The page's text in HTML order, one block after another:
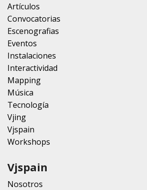
Artículos
Convocatorias
Escenografias
Eventos
Instalaciones
Interactividad
Mapping
Música
Tecnología
Vjing
Vjspain
Workshops
Vjspain
Nosotros